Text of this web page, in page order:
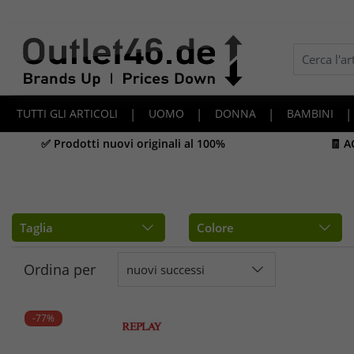
TUTTI GLI ARTICOLI | UOMO | DONNA | BAMBINI |
✅ Prodotti nuovi originali al 100%
🧾
Taglia Colore
Ordina per nuovi successi
-77%